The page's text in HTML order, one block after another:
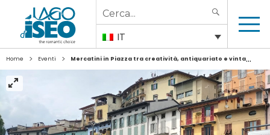
Search
for:
IT
Home > Eventi > Mercatini in Piazza tra creatività, antiquariato e vintage